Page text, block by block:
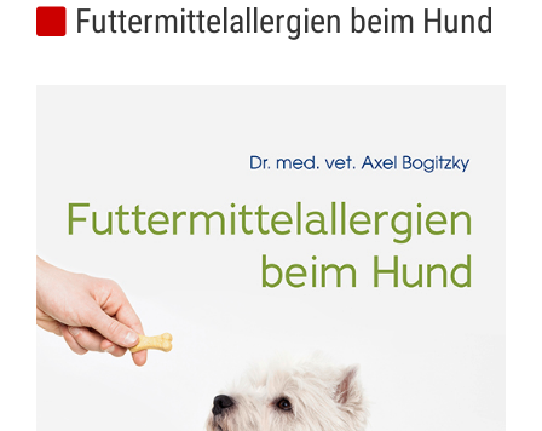
Futtermittelallergien beim Hund